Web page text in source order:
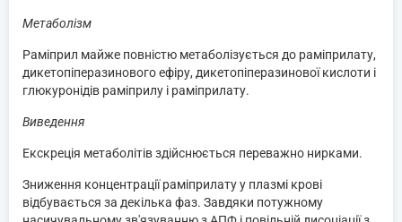
Метаболізм
Раміприл майже повністю метаболізується до раміприлату,
дикетопіперазинового ефіру, дикетопіперазинової кислоти і
глюкуронідів раміприлу і раміприлату.
Виведення
Екскреція метаболітів здійснюється переважно нирками.
Зниження концентрації раміприлату у плазмі крові
відбувається за декілька фаз. Завдяки потужному